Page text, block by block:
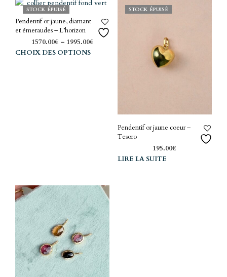
STOCK ÉPUISÉ
Pendentif or jaune, diamant
et émeraudes – L’horizon
1570.00€ – 1995.00€
CHOIX DES OPTIONS
options
peuvent
être
sur
produit
STOCK ÉPUISÉ
Pendentif or jaune coeur –
Tesoro
195.00€
LIRE LA SUITE